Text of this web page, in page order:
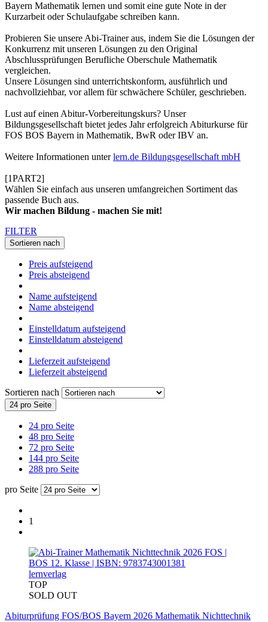
Bayern Mathematik lernen und somit eine gute Note in der
Kurzarbeit oder Schulaufgabe schreiben kann.
Probieren Sie unsere Abi-Trainer aus, indem Sie die Lösungen der
Konkurrenz mit unseren Lösungen zu den Original
Abschlussprüfungen Berufliche Oberschule Mathematik
vergleichen.
Unsere Lösungen sind unterrichtskonform, ausführlich und
nachvollziehbar, vor allem für schwächere Schüler, geschrieben.
Lust auf einen Abitur-Vorbereitungskurs? Unser
Bildungsgesellschaft bietet jedes Jahr erfolgreich Abiturkurse für
FOS BOS Bayern in Mathematik, BwR oder IBV an.
Weitere Informationen unterlern.de Bildungsgesellschaft mbH
[1PART2]
Wählen Sie einfach aus unseren umfangreichen Sortiment das
passende Buch aus.
Wir machen Bildung - machen Sie mit!
FILTER
Sortieren nach
Preis aufsteigend
Preis absteigend
Name aufsteigend
Name absteigend
Einstelldatum aufsteigend
Einstelldatum absteigend
Lieferzeit aufsteigend
Lieferzeit absteigend
Sortieren nach
24 pro Seite
24 pro Seite
48 pro Seite
72 pro Seite
144 pro Seite
288 pro Seite
pro Seite
1
lernverlag
TOP
SOLD OUT
Abiturprüfung FOS/BOS Bayern 2026 Mathematik Nichttechnik